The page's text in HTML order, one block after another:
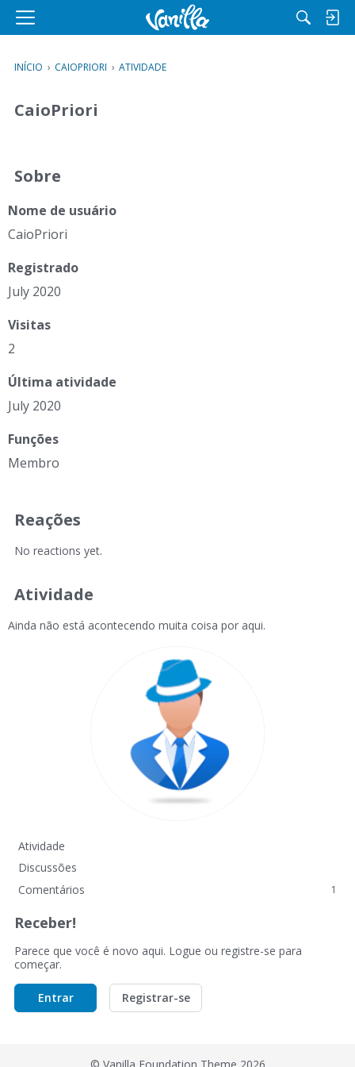
M
n
u
INÍCIO › CAIOPRIORI › ATIVIDADE
CaioPriori
Sobre
Nome de usuário
CaioPriori
Registrado
July 2020
Visitas
2
Última atividade
July 2020
Funções
Membro
Reações
No reactions yet.
Atividade
Ainda não está acontecendo muita coisa por aqui.
Atividade
Discussões
Comentários
1
Receber!
Parece que você é novo aqui. Logue ou registre-se para
começar.
Entrar Registrar-se